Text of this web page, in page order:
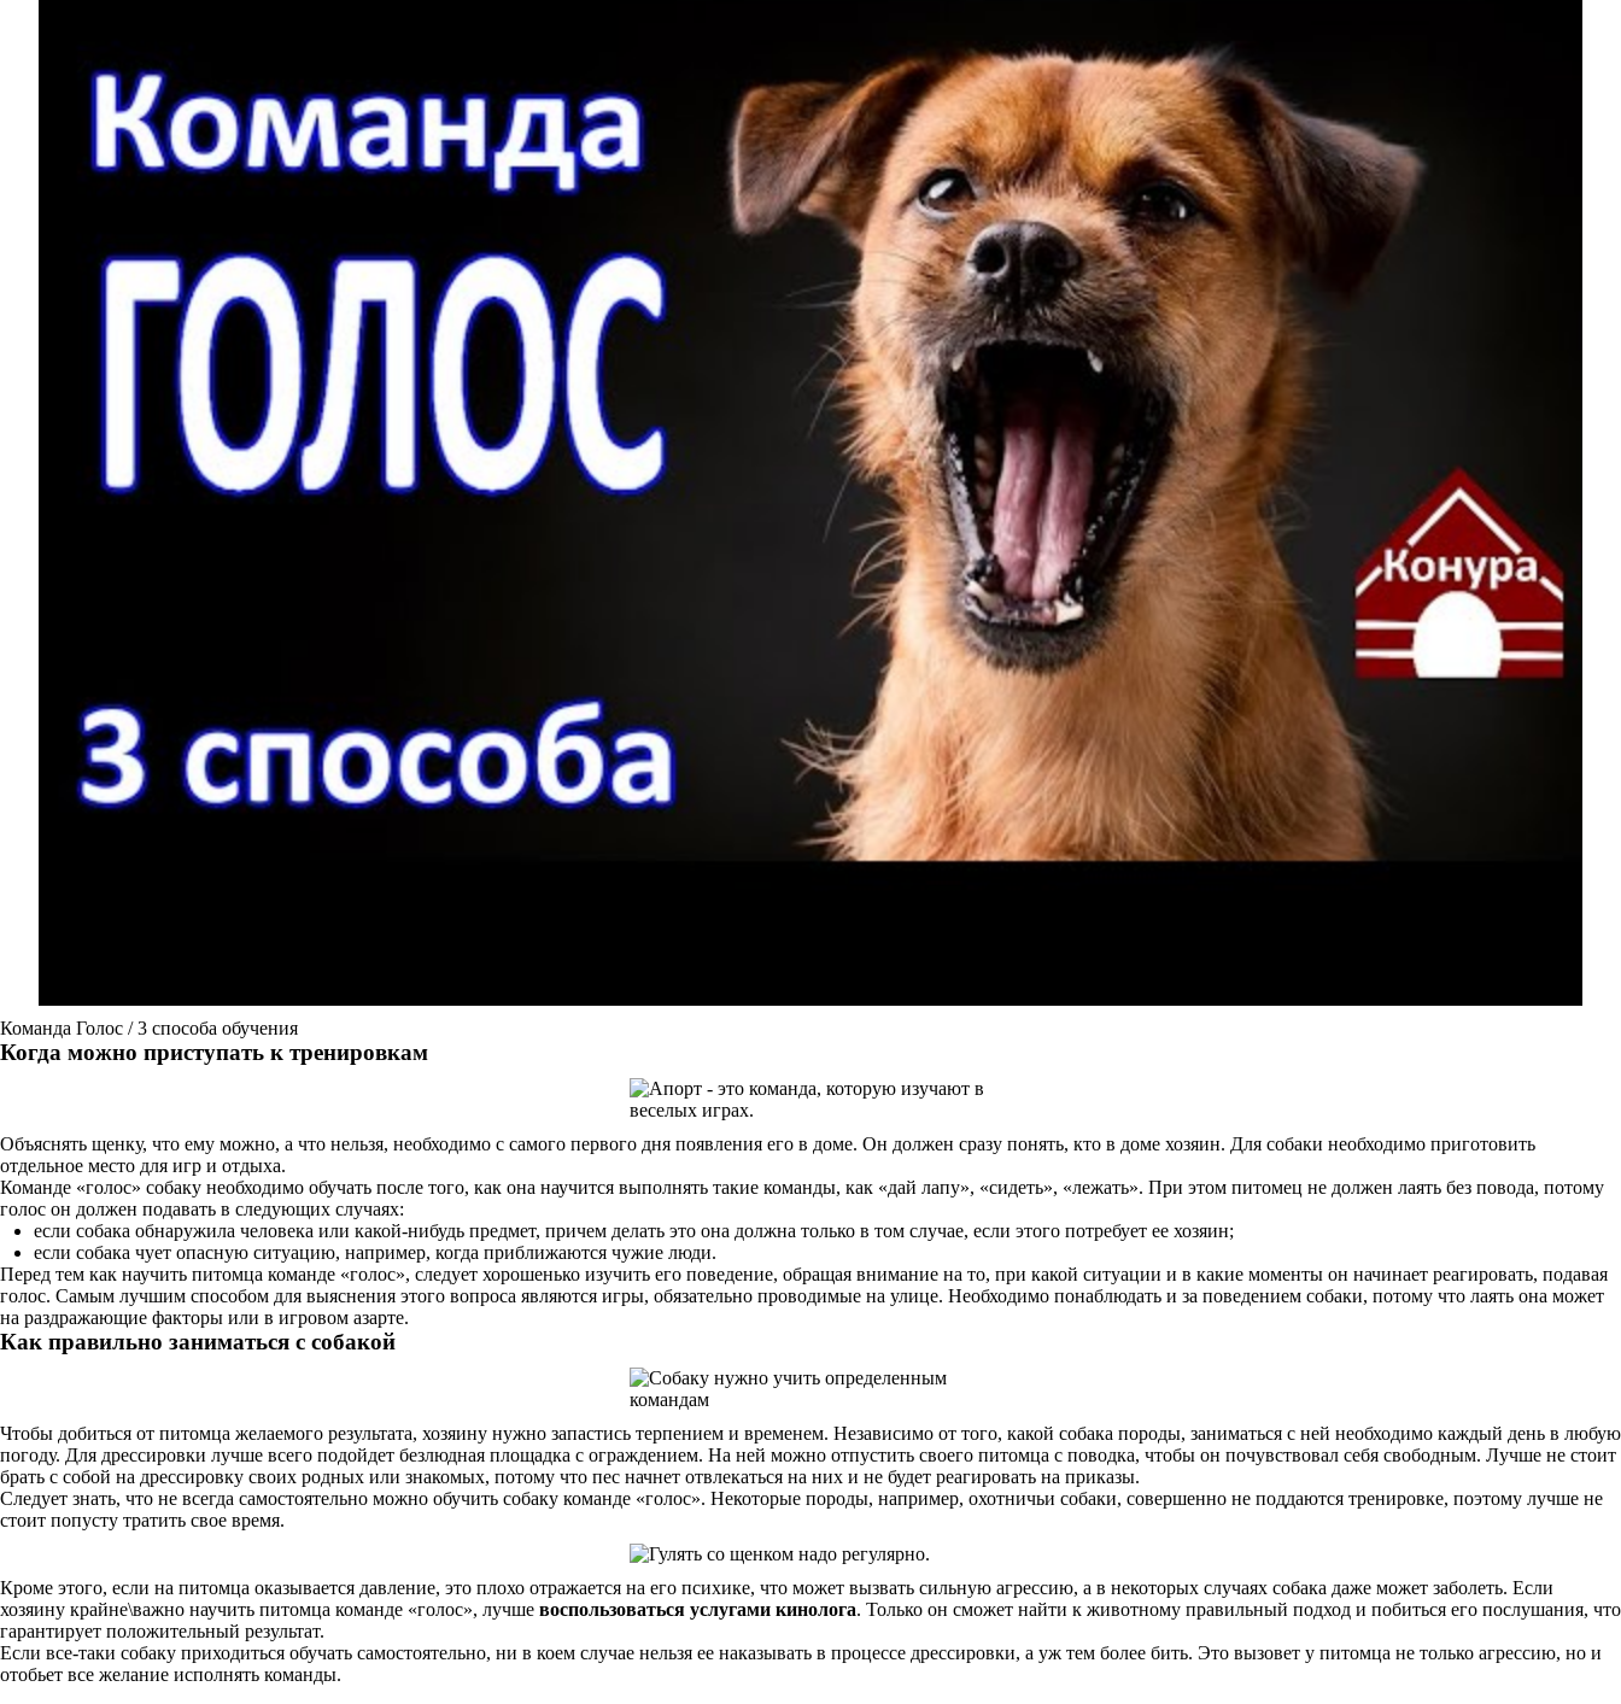
Команда Голос / 3 способа обучения
Когда можно приступать к тренировкам
Объяснять щенку, что ему можно, а что нельзя, необходимо с самого первого дня появления его в доме. Он должен сразу понять, кто в доме хозяин. Для собаки необходимо приготовить
отдельное место для игр и отдыха.
Команде «голос» собаку необходимо обучать после того, как она научится выполнять такие команды, как «дай лапу», «сидеть», «лежать». При этом питомец не должен лаять без повода, потому
голос он должен подавать в следующих случаях:
если собака обнаружила человека или какой-нибудь предмет, причем делать это она должна только в том случае, если этого потребует ее хозяин;
если собака чует опасную ситуацию, например, когда приближаются чужие люди.
Перед тем как научить питомца команде «голос», следует хорошенько изучить его поведение, обращая внимание на то, при какой ситуации и в какие моменты он начинает реагировать, подавая
голос. Самым лучшим способом для выяснения этого вопроса являются игры, обязательно проводимые на улице. Необходимо понаблюдать и за поведением собаки, потому что лаять она может
на раздражающие факторы или в игровом азарте.
Как правильно заниматься с собакой
Чтобы добиться от питомца желаемого результата, хозяину нужно запастись терпением и временем. Независимо от того, какой собака породы, заниматься с ней необходимо каждый день в любую
погоду. Для дрессировки лучше всего подойдет безлюдная площадка с ограждением. На ней можно отпустить своего питомца с поводка, чтобы он почувствовал себя свободным. Лучше не стоит
брать с собой на дрессировку своих родных или знакомых, потому что пес начнет отвлекаться на них и не будет реагировать на приказы.
Следует знать, что не всегда самостоятельно можно обучить собаку команде «голос». Некоторые породы, например, охотничьи собаки, совершенно не поддаются тренировке, поэтому лучше не
стоит попусту тратить свое время.
Кроме этого, если на питомца оказывается давление, это плохо отражается на его психике, что может вызвать сильную агрессию, а в некоторых случаях собака даже может заболеть. Если
хозяину крайне\важно научить питомца команде «голос», лучше воспользоваться услугами кинолога. Только он сможет найти к животному правильный подход и побиться его послушания, что
гарантирует положительный результат.
Если все-таки собаку приходиться обучать самостоятельно, ни в коем случае нельзя ее наказывать в процессе дрессировки, а уж тем более бить. Это вызовет у питомца не только агрессию, но и
отобьет все желание исполнять команды.